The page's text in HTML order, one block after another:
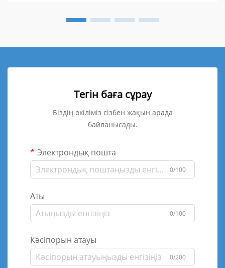
Тегін баға сұрау
Біздің өкіліміз сізбен жақын арада
байланысады.
Электрондық пошта
0/100
Аты
0/100
Кәсіпорын атауы
0/200